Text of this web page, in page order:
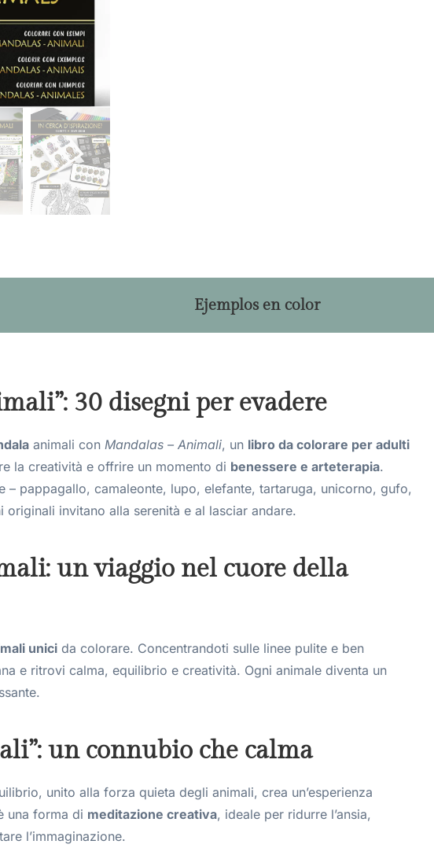
Ejemplos en color
30 disegni per evadere
animali con Mandalas – Animali, un libro da colorare per adulti
la creatività e offrire un momento di benessere e arteterapia.
– pappagallo, camaleonte, lupo, elefante, tartaruga, unicorno, gufo,
invitano alla serenità e al lasciar andare.
un viaggio nel cuore della
unici da colorare. Concentrandoti sulle linee pulite e ben
e ritrovi calma, equilibrio e creatività. Ogni animale diventa un
un connubio che calma
unito alla forza quieta degli animali, crea un’esperienza
una forma di meditazione creativa, ideale per ridurre l’ansia,
l’immaginazione.